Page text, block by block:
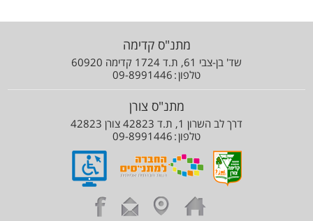
מתנ"ס קדימה
שד' בן-צבי 61, ת.ד 1724 קדימה 60920
טלפון 09-8991446
מתנ"ס צורן
דרך לב השרון 1, ת.ד 42823 צורן 42823
טלפון 09-8991446